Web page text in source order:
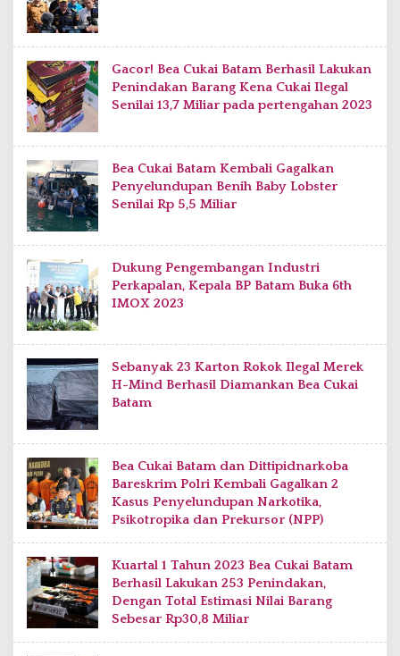
Gacor! Bea Cukai Batam Berhasil Lakukan
Penindakan Barang Kena Cukai Ilegal
Senilai 13,7 Miliar pada pertengahan 2023
Bea Cukai Batam Kembali Gagalkan
Penyelundupan Benih Baby Lobster
Senilai Rp 5,5 Miliar
Dukung Pengembangan Industri
Perkapalan, Kepala BP Batam Buka 6th
IMOX 2023
Sebanyak 23 Karton Rokok Ilegal Merek
H-Mind Berhasil Diamankan Bea Cukai
Batam
Bea Cukai Batam dan Dittipidnarkoba
Bareskrim Polri Kembali Gagalkan 2
Kasus Penyelundupan Narkotika,
Psikotropika dan Prekursor (NPP)
Kuartal 1 Tahun 2023 Bea Cukai Batam
Berhasil Lakukan 253 Penindakan,
Dengan Total Estimasi Nilai Barang
Sebesar Rp30,8 Miliar